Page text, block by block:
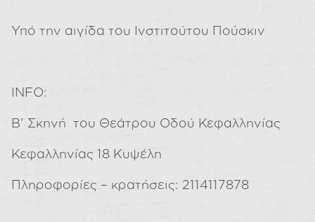
Υπό την αιγίδα του Ινστιτούτου Πούσκιν
INFO:
Β’ Σκηνή του Θεάτρου Οδού Κεφαλληνίας
Κεφαλληνίας 18 Κυψέλη
Πληροφορίες – κρατήσεις: 2114117878